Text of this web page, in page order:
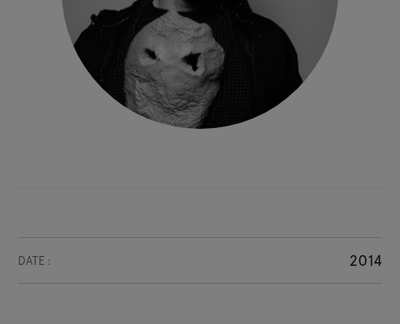
DATE : 2014